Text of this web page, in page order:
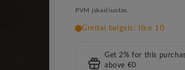
kaina
PVM įskaičiuotas.
Get 2% for this
above €0